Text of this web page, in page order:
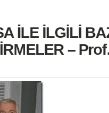
İLE İLGİLİ
–